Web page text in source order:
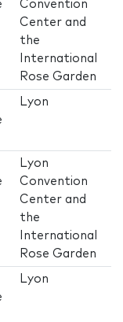
Convention
Center and
the
International
Rose Garden
Lyon
Lyon
Convention
Center and
the
International
Rose Garden
Lyon